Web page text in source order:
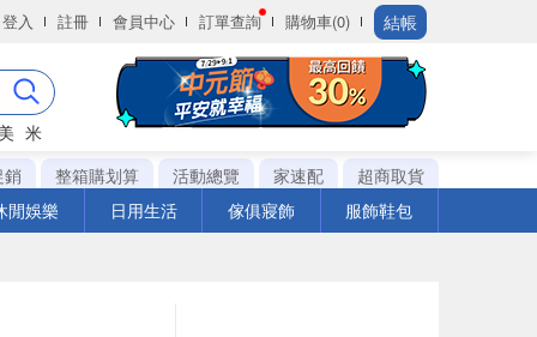
登入 註冊 會員中心 訂單查詢 購物車(0) 結帳
米
銷
整箱購划算 活動總覽 家速配
超商取貨
閒娛樂
日用生活 傢俱寢飾 服飾鞋包